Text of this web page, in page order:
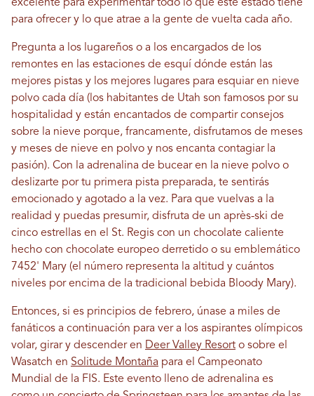
excelente para experimentar todo lo que este estado tiene
para ofrecer y lo que atrae a la gente de vuelta cada año.
Pregunta a los lugareños o a los encargados de los
remontes en las estaciones de esquí dónde están las
mejores pistas y los mejores lugares para esquiar en nieve
polvo cada día (los habitantes de Utah son famosos por su
hospitalidad y están encantados de compartir consejos
sobre la nieve porque, francamente, disfrutamos de meses
y meses de nieve en polvo y nos encanta contagiar la
pasión). Con la adrenalina de bucear en la nieve polvo o
deslizarte por tu primera pista preparada, te sentirás
emocionado y agotado a la vez. Para que vuelvas a la
realidad y puedas presumir, disfruta de un après-ski de
cinco estrellas en el St. Regis con un chocolate caliente
hecho con chocolate europeo derretido o su emblemático
7452' Mary (el número representa la altitud y cuántos
niveles por encima de la tradicional bebida Bloody Mary).
Entonces, si es principios de febrero, únase a miles de
fanáticos a continuación para ver a los aspirantes olímpicos
volar, girar y descender en Deer Valley Resort o sobre el
Wasatch en Solitude Montaña para el Campeonato
Mundial de la FIS. Este evento lleno de adrenalina es